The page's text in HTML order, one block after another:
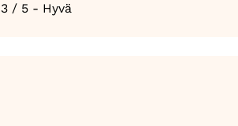
3 / 5 - Hyvä